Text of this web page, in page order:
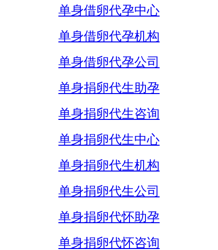
单身借卵代孕中心
单身借卵代孕机构
单身借卵代孕公司
单身捐卵代生助孕
单身捐卵代生咨询
单身捐卵代生中心
单身捐卵代生机构
单身捐卵代生公司
单身捐卵代怀助孕
单身捐卵代怀咨询